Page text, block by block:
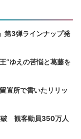
第3弾ラインナップ発
”ゆえの苦悩と葛藤を
置所で書いたリリッ
破 観客動員350万人